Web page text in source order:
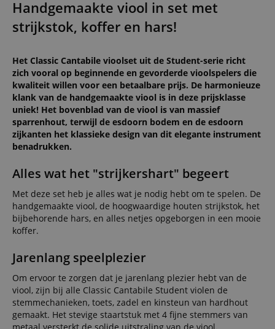
Handgemaakte viool in set met
strijkstok, koffer en hars!
Het Classic Cantabile vioolset uit de Student-serie richt
zich vooral op beginnende en gevorderde vioolspelers die
kwaliteit willen voor een betaalbare prijs. De harmonieuze
klank van de handgemaakte viool is in deze prijsklasse
uniek! Het bovenblad van de viool is van massief
sparrenhout, terwijl de esdoorn bodem en de esdoorn
zijkanten het klassieke design van dit elegante instrument
benadrukken.
Alles wat het "strijkershart" begeert
Met deze set heb je alles wat je nodig hebt om te spelen. De
handgemaakte viool, de hoogwaardige houten strijkstok, het
bijbehorende hars, en alles netjes opgeborgen in een mooie
koffer.
Jarenlang speelplezier
Om ervoor te zorgen dat je jarenlang plezier hebt van de
viool, zijn bij alle Classic Cantabile Student violen de
stemmechanieken, toets, zadel en kinsteun van hardhout
gemaakt. Het stevige staartstuk met 4 fijne stemmers van